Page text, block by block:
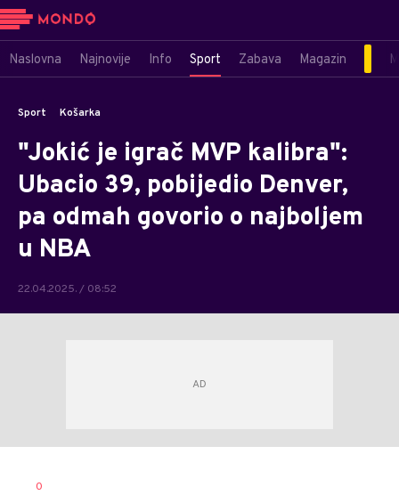
Naslovna Najnovije Info Sport Zabava Magazin
Sport Košarka
"Jokić je igrač MVP kalibra":
Ubacio 39, pobijedio Denver,
pa odmah govorio o najboljem
u NBA
22.04.2025. / 08:52
0